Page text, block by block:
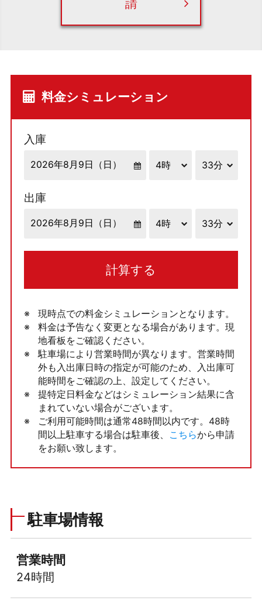
請
料金シミュレーション
入庫
出庫
計算する
現時点での料金シミュレーションとなります。
料金は予告なく変更となる場合があります。現
地看板をご確認ください。
駐車場により営業時間が異なります。営業時間
外も入出庫日時の指定が可能のため、入出庫可
能時間をご確認の上、設定してください。
提特定日料金などはシミュレーション結果に含
まれていない場合がございます。
ご利用可能時間は通常48時間以内です。48時
間以上駐車する場合は駐車後、
こちらから申請
をお願い致します。
駐車場情報
営業時間
24時間